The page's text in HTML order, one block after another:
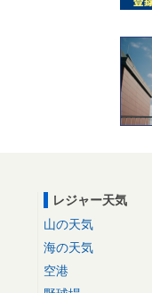
レジャー天気
山の天気
海の天気
空港